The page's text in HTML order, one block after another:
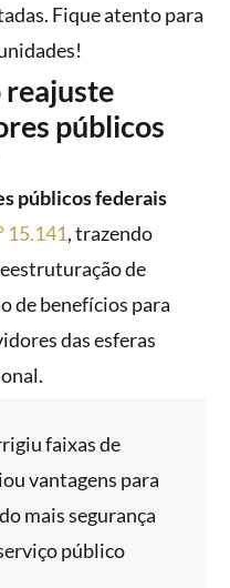
Fique atento para
reajuste
públicos
públicos federais
15.141, trazendo
de
de benefícios para
das esferas
faixas de
vantagens para
mais segurança
público